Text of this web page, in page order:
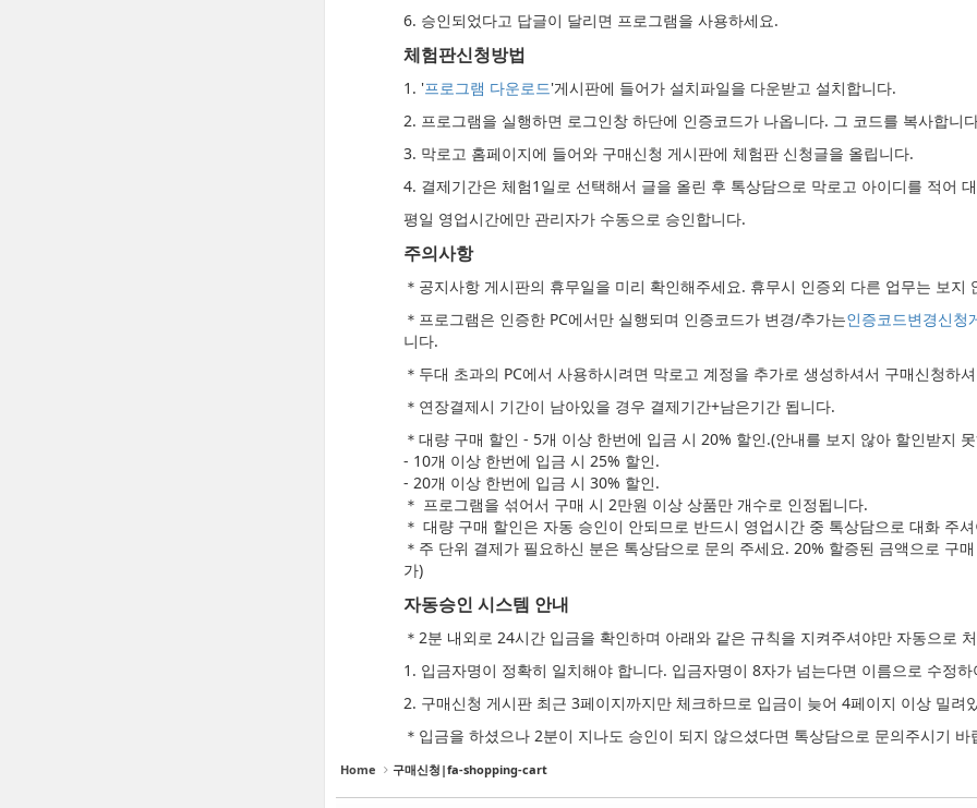
6. 승인되었다고 답글이 달리면 프로그램을 사용하세요.
체험판신청방법
1. '프로그램 다운로드'게시판에 들어가 설치파일을 다운받고 설치합니다.
2. 프로그램을 실행하면 로그인창 하단에 인증코드가 나옵니다. 그 코드를 복사합니
3. 막로고 홈페이지에 들어와 구매신청 게시판에 체험판 신청글을 올립니다.
4. 결제기간은 체험1일로 선택해서 글을 올린 후 톡상담으로 막로고 아이디를 적어
평일 영업시간에만 관리자가 수동으로 승인합니다.
주의사항
＊공지사항 게시판의 휴무일을 미리 확인해주세요. 휴무시 인증외 다른 업무는 보지
＊프로그램은 인증한 PC에서만 실행되며 인증코드가 변경/추가는인증코드변경신청
니다.
＊두대 초과의 PC에서 사용하시려면 막로고 계정을 추가로 생성하셔서 구매신청하
＊연장결제시 기간이 남아있을 경우 결제기간+남은기간 됩니다.
＊대량 구매 할인 - 5개 이상 한번에 입금 시 20% 할인.(안내를 보지 않아 할인받지
- 10개 이상 한번에 입금 시 25% 할인.
- 20개 이상 한번에 입금 시 30% 할인.
＊ 프로그램을 섞어서 구매 시 2만원 이상 상품만 개수로 인정됩니다.
＊ 대량 구매 할인은 자동 승인이 안되므로 반드시 영업시간 중 톡상담으로 대화 주
＊주 단위 결제가 필요하신 분은 톡상담으로 문의 주세요. 20% 할증된 금액으로 구
가)
자동승인 시스템 안내
＊2분 내외로 24시간 입금을 확인하며 아래와 같은 규칙을 지켜주셔야만 자동으로
1. 입금자명이 정확히 일치해야 합니다. 입금자명이 8자가 넘는다면 이름으로 수정
2. 구매신청 게시판 최근 3페이지까지만 체크하므로 입금이 늦어 4페이지 이상 밀려
＊입금을 하셨으나 2분이 지나도 승인이 되지 않으셨다면 톡상담으로 문의주시기
Home 구매신청|fa-shopping-cart